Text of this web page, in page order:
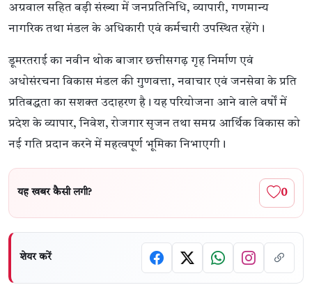
अग्रवाल सहित बड़ी संख्या में जनप्रतिनिधि, व्यापारी, गणमान्य
नागरिक तथा मंडल के अधिकारी एवं कर्मचारी उपस्थित रहेंगे।
डूमरतराई का नवीन थोक बाजार छत्तीसगढ़ गृह निर्माण एवं
अधोसंरचना विकास मंडल की गुणवत्ता, नवाचार एवं जनसेवा के प्रति
प्रतिबद्धता का सशक्त उदाहरण है। यह परियोजना आने वाले वर्षों में
प्रदेश के व्यापार, निवेश, रोजगार सृजन तथा समग्र आर्थिक विकास को
नई गति प्रदान करने में महत्वपूर्ण भूमिका निभाएगी।
यह खबर कैसी लगी? 0
शेयर करें